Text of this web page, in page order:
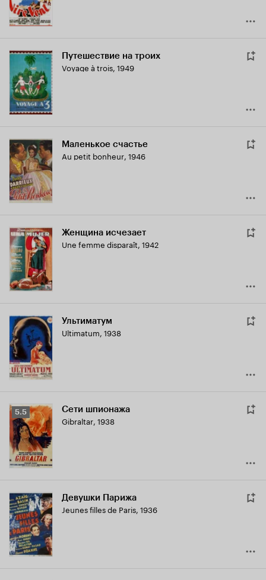
Путешествие на троих
Voyage à trois, 1949
Маленькое счастье
Au petit bonheur, 1946
Женщина исчезает
Une femme disparaît, 1942
Ультиматум
Ultimatum, 1938
Рейтинг
Кинопоиска
5.5
5.5 Сети шпионажа
Gibraltar, 1938
Девушки Парижа
Jeunes filles de Paris, 1936